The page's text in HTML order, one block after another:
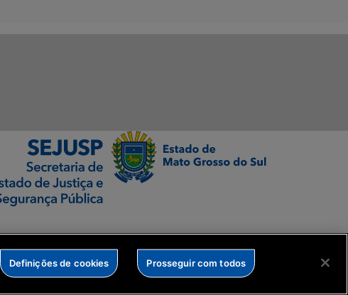
Definições de cookies Prosseguir com todos